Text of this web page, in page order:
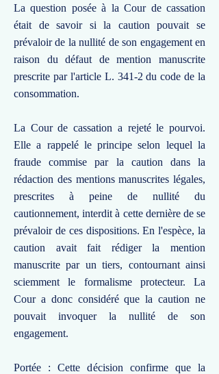
La question posée à la Cour de cassation
était de savoir si la caution pouvait se
prévaloir de la nullité de son engagement en
raison du défaut de mention manuscrite
prescrite par l'article L. 341-2 du code de la
consommation.
La Cour de cassation a rejeté le pourvoi.
Elle a rappelé le principe selon lequel la
fraude commise par la caution dans la
rédaction des mentions manuscrites légales,
prescrites à peine de nullité du
cautionnement, interdit à cette dernière de se
prévaloir de ces dispositions. En l'espèce, la
caution avait fait rédiger la mention
manuscrite par un tiers, contournant ainsi
sciemment le formalisme protecteur. La
Cour a donc considéré que la caution ne
pouvait invoquer la nullité de son
engagement.
Portée : Cette décision confirme que la